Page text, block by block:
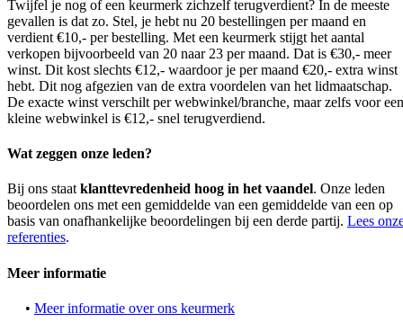
Twijfel je nog of een keurmerk zichzelf terugverdient? In de meeste
gevallen is dat zo. Stel, je hebt nu 20 bestellingen per maand en
verdient €10,- per bestelling. Met een keurmerk stijgt het aantal
verkopen bijvoorbeeld van 20 naar 23 per maand. Dat is €30,- meer
winst. Dit kost slechts €12,- waardoor je per maand €20,- extra winst
hebt. Dit nog afgezien van de extra voordelen van het lidmaatschap.
De exacte winst verschilt per webwinkel/branche, maar zelfs voor een
kleine webwinkel is €12,- snel terugverdiend.
Wat zeggen onze leden?
Bij ons staat klanttevredenheid hoog in het vaandel. Onze leden
beoordelen ons met een gemiddelde van een gemiddelde van een op
basis van onafhankelijke beoordelingen bij een derde partij. Lees
referenties.
Meer informatie
• Meer informatie over ons keurmerk